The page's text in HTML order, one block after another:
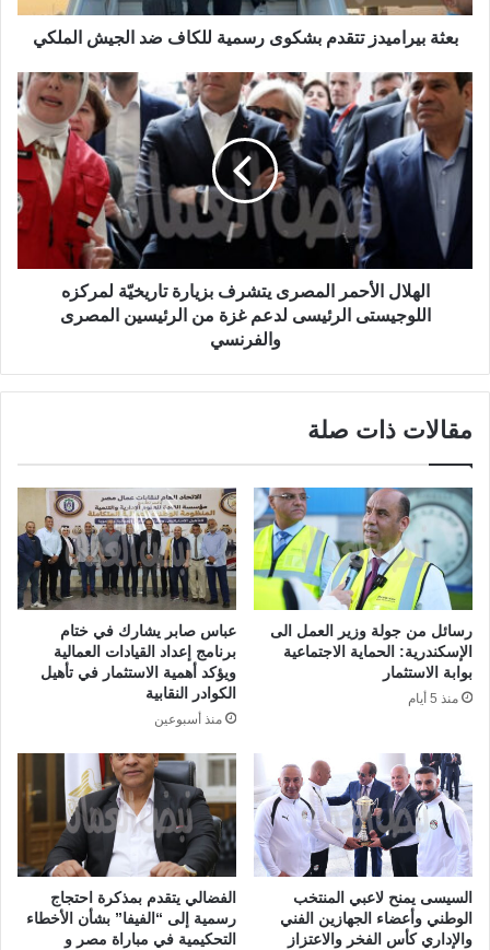
بعثة بيراميدز تتقدم بشكوى رسمية للكاف ضد الجيش الملكي
الهلال الأحمر المصرى يتشرف بزيارة تاريخيّة لمركزه
اللوجيستى الرئيسى لدعم غزة من الرئيسين المصرى
والفرنسي
مقالات ذات صلة
رسائل من جولة وزير العمل الى
الإسكندرية: الحماية الاجتماعية
بوابة الاستثمار
منذ 5 أيام
عباس صابر يشارك في ختام
برنامج إعداد القيادات العمالية
ويؤكد أهمية الاستثمار في تأهيل
الكوادر النقابية
منذ أسبوعين
السيسى يمنح لاعبي المنتخب
الوطني وأعضاء الجهازين الفني
والإداري كأس الفخر والاعتزاز
الفضالي يتقدم بمذكرة احتجاج
رسمية إلى “الفيفا” بشأن الأخطاء
التحكيمية في مباراة مصر و